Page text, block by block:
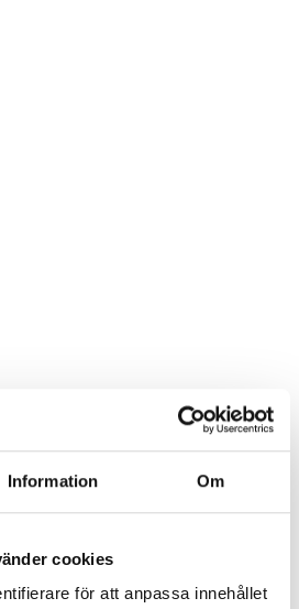
Information Om
cookies
för att anpassa innehållet